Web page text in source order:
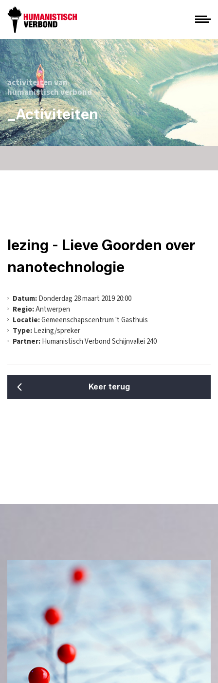
activiteiten van
humanistisch verbond
_Activiteiten
lezing - Lieve Goorden over
nanotechnologie
Datum:Donderdag 28 maart 2019 20:00
Regio:Antwerpen
Locatie:Gemeenschapscentrum 't Gasthuis
Type:Lezing/spreker
Partner:Humanistisch Verbond Schijnvallei 240
Keer terug